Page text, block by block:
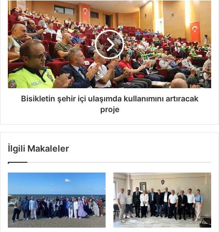
Bisikletin
şehir
içi
ulaşımda
kullanımını
artıracak
proje
Bisikletin şehir içi ulaşımda kullanımını artıracak
proje
İlgili Makaleler